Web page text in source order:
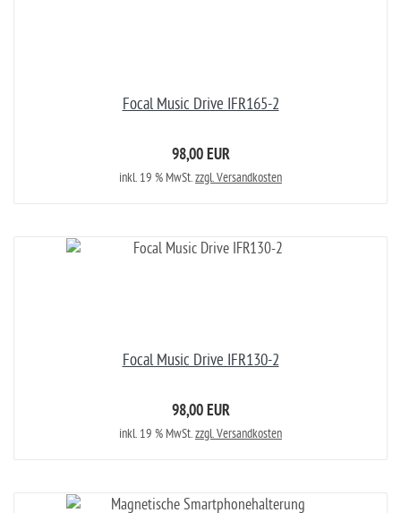
Focal Music Drive IFR165-2
98,00 EUR
inkl. 19 % MwSt.zzgl. Versandkosten
Focal Music Drive IFR130-2
98,00 EUR
inkl. 19 % MwSt.zzgl. Versandkosten